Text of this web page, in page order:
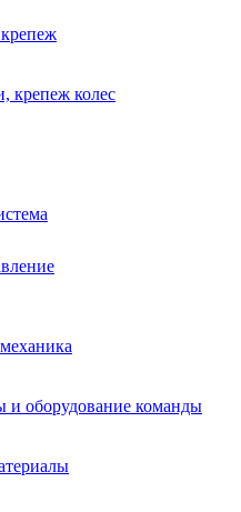
крепеж колес
и оборудование команды